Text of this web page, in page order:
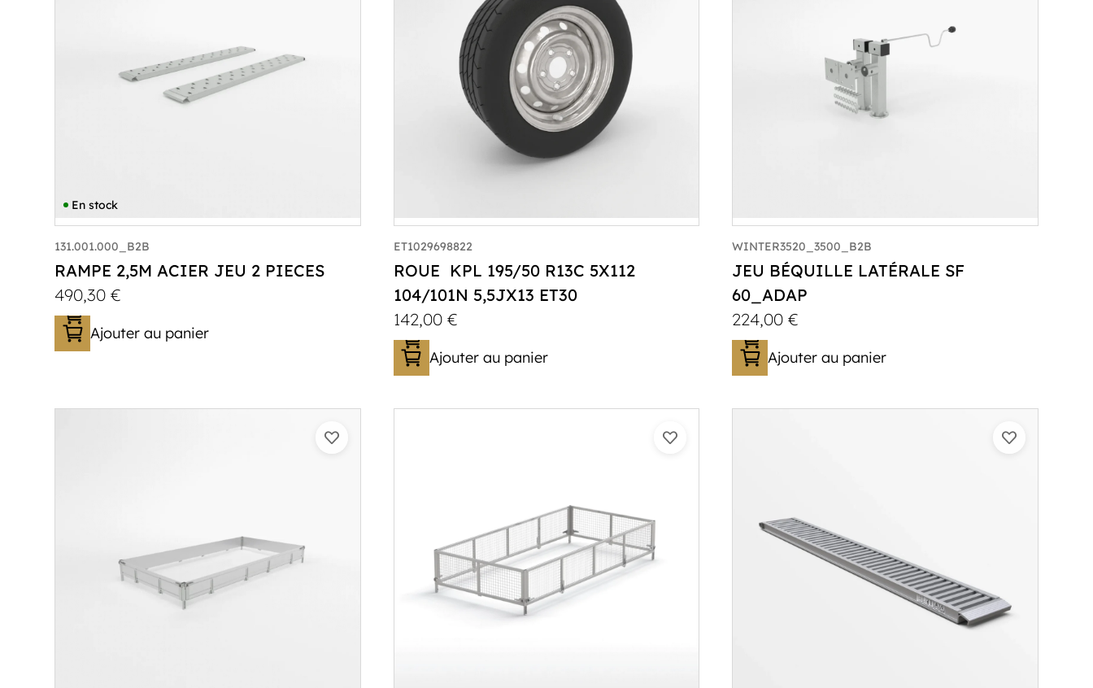
En stock
131.001.000_B2B
RAMPE 2,5M ACIER JEU 2 PIECES
490,30€
Ajouter au panier
ET1029698822
ROUE KPL 195/50 R13C 5X112
104/101N 5,5JX13 ET30
142,00 €
Ajouter au panier
WINTER3520_3500_B2B
JEU BÉQUILLE LATÉRALE SF
60_ADAP
224,00€
Ajouter au panier